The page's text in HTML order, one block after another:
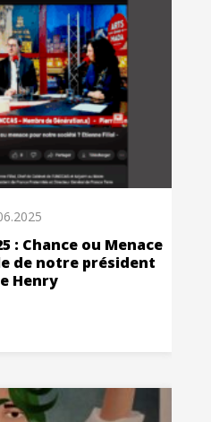
: Chance ou Menace
de notre président
Henry